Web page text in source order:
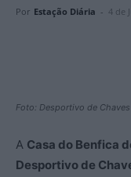
Por Estação Diária - 4 de
Foto: Desportivo de Chaves
A Casa do Benfica
Desportivo de